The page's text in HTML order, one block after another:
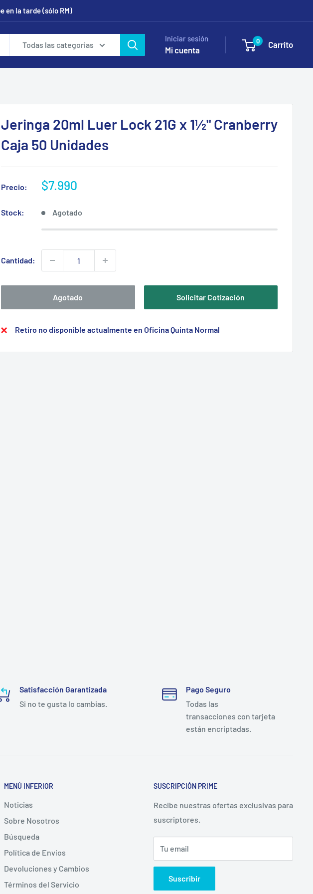
en la tarde (sólo RM)
Todas las categorias
Iniciar sesión
Mi cuenta
0 Carrito
Jeringa 20ml Luer Lock 21G x 1½" Cranberry
Caja 50 Unidades
Precio:
Precio
venta
$7.990
Stock: Agotado
Cantidad:
Agotado Solicitar Cotización
Retiro no disponible actualmente en Oficina Quinta Normal
Satisfacción Garantizada
Si no te gusta lo cambias.
Pago Seguro
Todas las
transacciones con tarjeta
están encriptadas.
MENÚ INFERIOR
Noticias
Sobre Nosotros
Búsqueda
Política de Envíos
Devoluciones y Cambios
Términos del Servicio
SUSCRIPCIÓN PRIME
Recibe nuestras ofertas exclusivas para
suscriptores.
Tu email
Suscribir